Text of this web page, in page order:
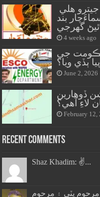
بند
ٿيڻ گهرجي
4 weeks ago
جي
June 2, 2026
ڏوهارين
لاءِ آهي؟
February 12,
Recent Comments
Shaz Khadim: ✌️...
مرحوم ڀٽي ۽ مرحوم